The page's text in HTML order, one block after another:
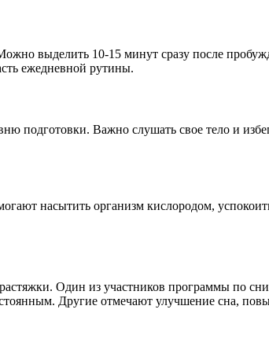
выделить 10-15 минут сразу после
ежедневной рутины.
подготовки. Важно слушать свое тело и
насытить организм кислородом,
Один из участников программы по
Другие отмечают улучшение сна,